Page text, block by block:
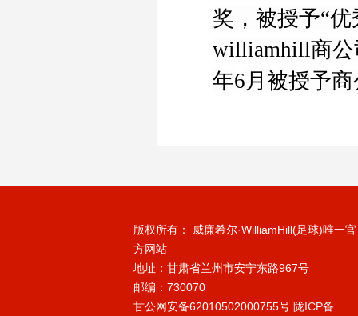
奖，被授予“
williamhill商公
年6 月被授予
版权所有： 威廉希尔·WilliamHill(足球)唯一官
方网站
地址：甘肃省兰州市安宁东路967号
邮编：730070
甘公网安备62010502000755号 陇ICP备